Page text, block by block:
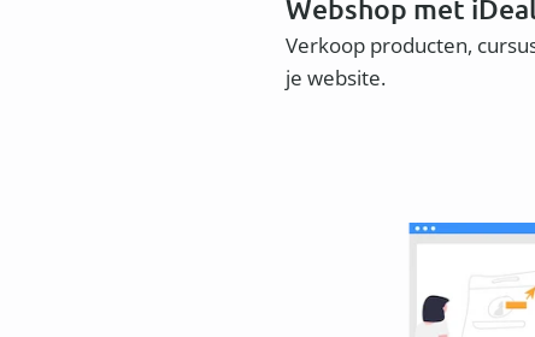
Webshop met
Verkoop producten,
je website.